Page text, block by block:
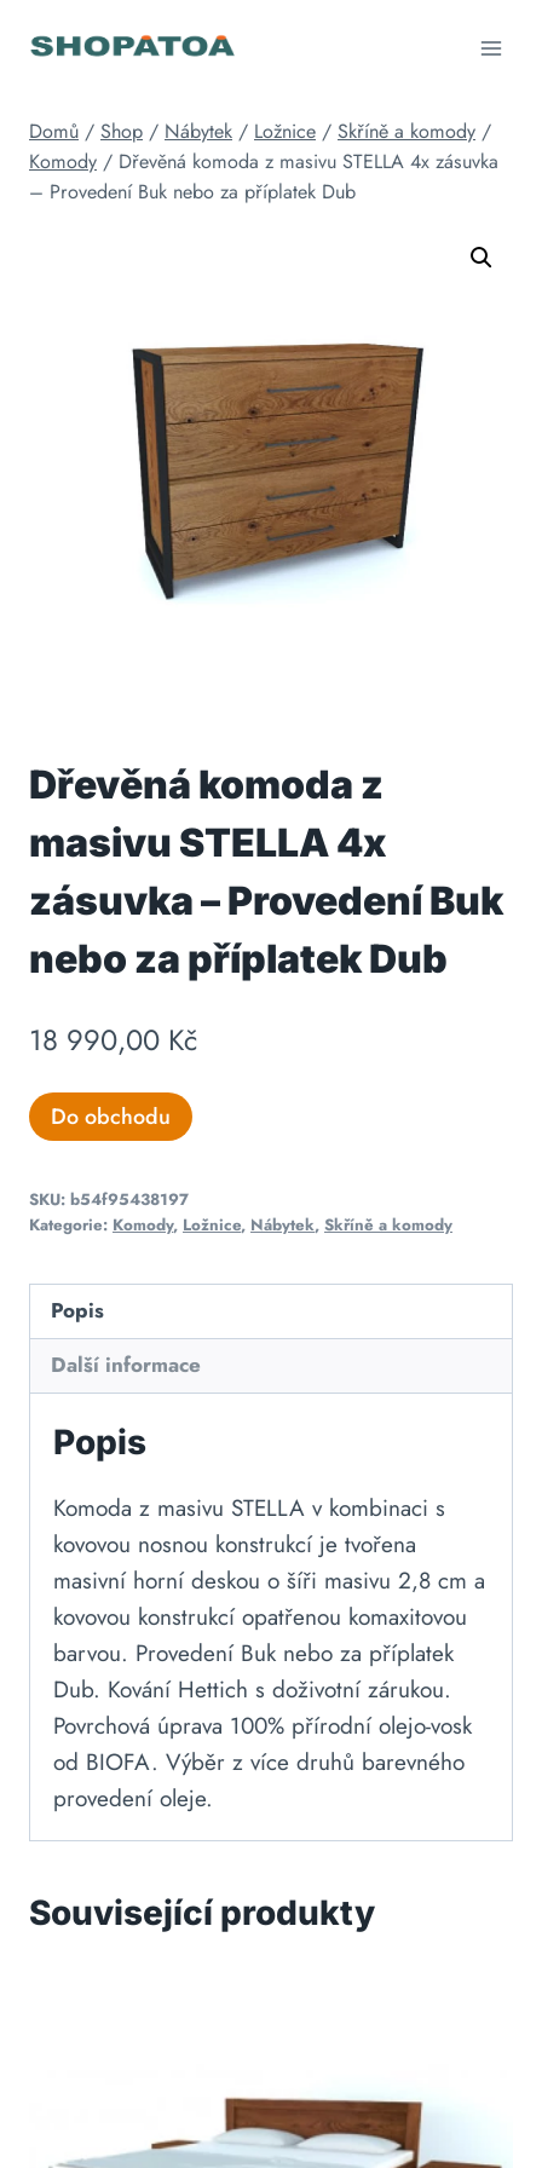
Domů / Shop / Nábytek / Ložnice / Skříně a komody /
Komody / Dřevěná komoda z masivu STELLA 4x zásuvka
– Provedení Buk nebo za příplatek Dub
Dřevěná komoda z
masivu STELLA 4x
zásuvka – Provedení Buk
nebo za příplatek Dub
18 990,00 Kč
Do obchodu
SKU: b54f95438197
Kategorie: Komody, Ložnice, Nábytek, Skříně a komody
Popis
Další informace
Popis
Komoda z masivu STELLA v kombinaci s
kovovou nosnou konstrukcí je tvořena
masivní horní deskou o šíři masivu 2,8 cm a
kovovou konstrukcí opatřenou komaxitovou
barvou. Provedení Buk nebo za příplatek
Dub. Kování Hettich s doživotní zárukou.
Povrchová úprava 100% přírodní olejo-vosk
od BIOFA. Výběr z více druhů barevného
provedení oleje.
Související produkty